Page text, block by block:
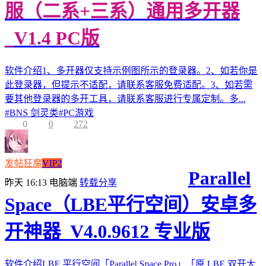
服（二系+三系）通用多开器
_V1.4 PC版
软件介绍1、多开器仅支持示例图所示的登录器。2、如若你是
此登录器，但提示不适配，请联系客服免费适配。3、如若需
要其他登录器的多开工具，请联系客服进行专属定制。多...
#BNS 剑灵类#PC游戏
0
0 272
发帖狂魔VIP2
昨天 16:13 电脑端 转载分享
Parallel
Space（LBE平行空间）安卓多
开神器_V4.0.9612 专业版
软件介绍LBE 平行空间「Parallel Space Pro」「原 LBE 双开大